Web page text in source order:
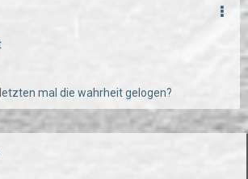
mal die wahrheit gelogen?